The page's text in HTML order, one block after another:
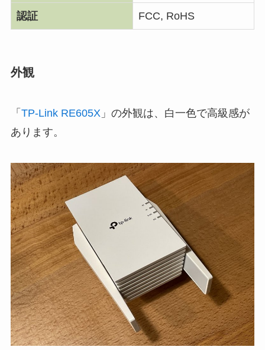
認証 FCC, RoHS
外観
「 TP-Link RE605X」の外観は、白一色で高級感が
あります。